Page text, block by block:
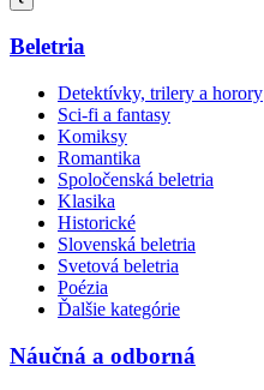
Beletria
Detektívky, trilery a horory
Sci-fi a fantasy
Komiksy
Romantika
Spoločenská beletria
Klasika
Historické
Slovenská beletria
Svetová beletria
Poézia
Ďalšie kategórie
Náučná a odborná